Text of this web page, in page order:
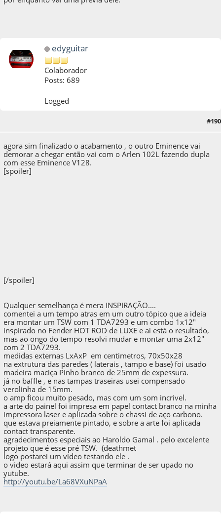
edyguitar
Colaborador
Posts: 689
Logged
#190
agora sim finalizado o acabamento , o outro Eminence vai
demorar a chegar então vai com o Arlen 102L fazendo dupla
com esse Eminence V128.
[spoiler]
[/spoiler]
Qualquer semelhança é mera INSPIRAÇÃO....
comentei a um tempo atras em um outro tópico que a ideia
era montar um TSW com 1 TDA7293 e um combo 1x12"
inspirado no Fender HOT ROD de LUXE e ai está o resultado,
mas ao ongo do tempo resolvi mudar e montar uma 2x12"
com 2 TDA7293.
medidas externas LxAxP em centimetros, 70x50x28
na extrutura das paredes ( laterais , tampo e base) foi usado
madeira maciça Pinho branco de 25mm de expessura.
já no baffle , e nas tampas traseiras usei compensado
verolinha de 15mm.
o amp ficou muito pesado, mas com um som incrivel.
a arte do painel foi impresa em papel contact branco na minha
impressora laser e aplicada sobre o chassi de aço carbono.
que estava preiamente pintado, e sobre a arte foi aplicada
contact transparente.
agradecimentos especiais ao Haroldo Gamal . pelo excelente
projeto que é esse pré TSW. (deathmet
logo postarei um video testando ele .
o video estará aqui assim que terminar de ser upado no
yutube.
http://youtu.be/La68VXuNPaA